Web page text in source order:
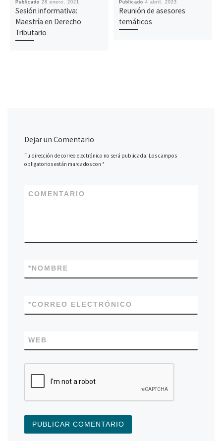
Publicado 28 enero, 2021
Sesión informativa:
Maestría en Derecho
Tributario
Publicado 4 abril, 2023
Reunión de asesores
temáticos
Dejar un Comentario
Tu dirección de correo electrónico no será publicada. Los campos
obligatorios están marcados con*
COMENTARIO
NOMBRE
*
CORREO ELECTRÓNICO
*
WEB